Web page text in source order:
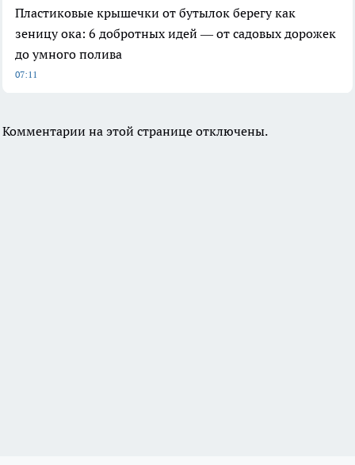
Пластиковые крышечки от бутылок берегу как
зеницу ока: 6 добротных идей — от садовых дорожек
до умного полива
07:11
Комментарии на этой странице отключены.